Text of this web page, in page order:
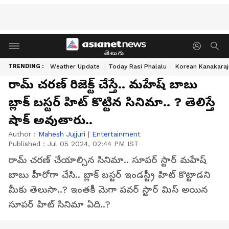
తెలుగు
TRENDING : Weather Update Today Rasi Phalalu Korean
రామ్ చరణ్ రిజెక్ట్ చేస్తే.. మహేష్ బాబు
బ్లాక్ బస్టర్ హిట్ కొట్టిన సినిమా.. ? తెలిస్తే
షాక్ అవుతారు..
Author : Mahesh Jujjuri | Entertainment
Published : Jul 05 2024, 02:44 PM IST
రామ్ చరణ్ చేయాల్సిన సినిమా.. సూపర్ స్టార్ మహేష్
బాబు హీరోగా చేసి.. బ్లాక్ బస్టర్ ఇండస్ట్రీ హిట్ కొట్టాడని
మీకు తెలుసా..? ఇంతకీ మెగా పవర్ స్టార్ మిస్ అయిన
సూపర్ హిట్ సినిమా ఏది..?